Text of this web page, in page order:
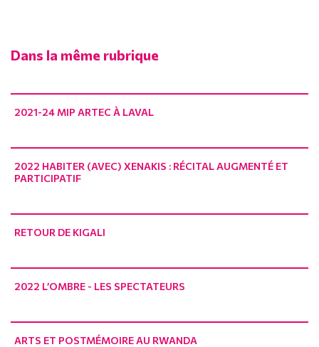
Dans la même rubrique
2021-24 MIP ARTEC À LAVAL
2022 HABITER (AVEC) XENAKIS : RÉCITAL AUGMENTÉ ET
PARTICIPATIF
RETOUR DE KIGALI
2022 L’OMBRE - LES SPECTATEURS
ARTS ET POSTMÉMOIRE AU RWANDA